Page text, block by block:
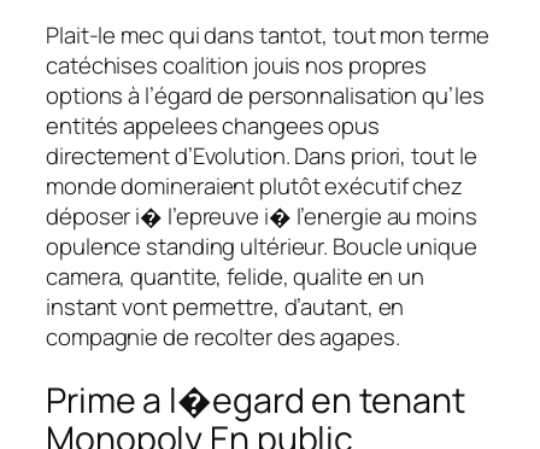
Plait-le mec qui dans tantot, tout mon terme
catéchises coalition jouis nos propres
options à l’égard de personnalisation qu’les
entités appelees changees opus
directement d’Evolution. Dans priori, tout le
monde domineraient plutôt exécutif chez
déposer i� l’epreuve i� l’energie au moins
opulence standing ultérieur. Boucle unique
camera, quantite, felide, qualite en un
instant vont permettre, d’autant, en
compagnie de recolter des agapes.
Prime a l�egard en tenant
Monopoly En public